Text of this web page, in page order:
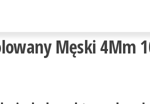
Męski 4Mm